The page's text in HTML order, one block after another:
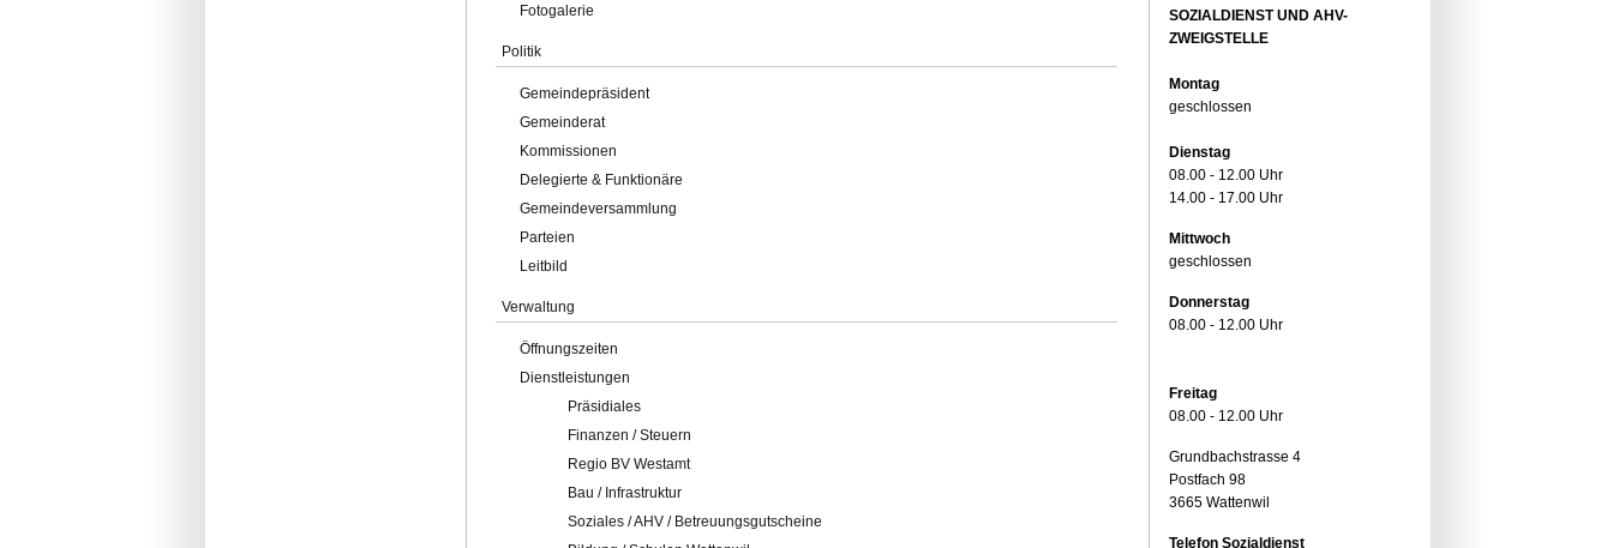
Fotogalerie
Politik
Gemeindepräsident
Gemeinderat
Kommissionen
Delegierte & Funktionäre
Gemeindeversammlung
Parteien
Leitbild
Verwaltung
Öffnungszeiten
Dienstleistungen
Präsidiales
Finanzen / Steuern
Regio BV Westamt
Bau / Infrastruktur
Soziales / AHV / Betreuungsgutscheine
SOZIALDIENST UND AHV-
ZWEIGSTELLE
Montag
geschlossen
Dienstag
08.00 - 12.00 Uhr
14.00 - 17.00 Uhr
Mittwoch
geschlossen
Donnerstag
08.00 - 12.00 Uhr
Freitag
08.00 - 12.00 Uhr
Grundbachstrasse 4
Postfach 98
3665 Wattenwil
Telefon Sozialdienst